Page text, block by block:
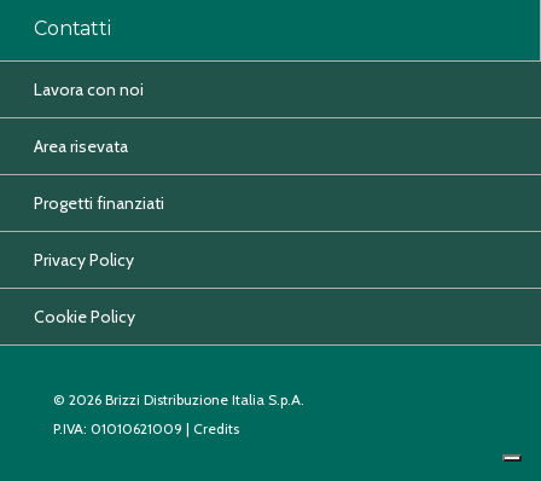
Contatti
Lavora con noi
Area risevata
Progetti finanziati
Privacy Policy
Cookie Policy
© 2026 Brizzi Distribuzione Italia S.p.A.
P.IVA: 01010621009 | Credits